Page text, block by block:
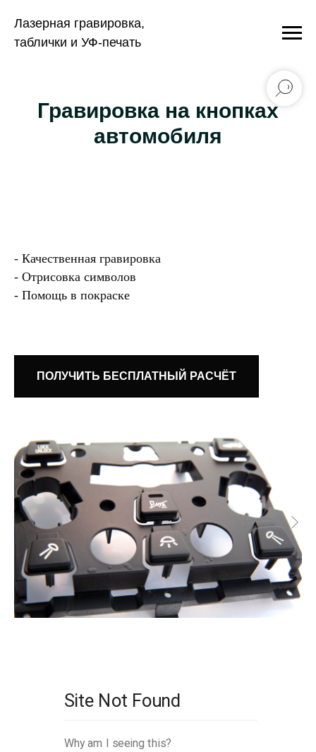
Лазерная гравировка,
таблички и УФ-печать
Гравировка на кнопках
автомобиля
- Качественная гравировка
- Отрисовка символов
- Помощь в покраске
ПОЛУЧИТЬ БЕСПЛАТНЫЙ РАСЧЁТ